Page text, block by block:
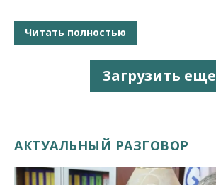
Читать полностью
Загрузить еще
АКТУАЛЬНЫЙ РАЗГОВОР